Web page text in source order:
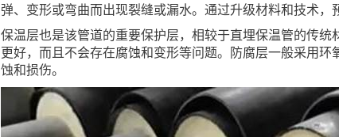
弹、变形或弯曲而出现裂缝或漏水。通过升级材料和技术，
保温层也是该管道的重要保护层，相较于直埋保温管的传
更好，而且不会存在腐蚀和变形等问题。防腐层一般采用
蚀和损伤。